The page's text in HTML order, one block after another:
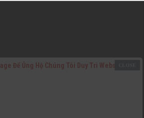
Để Ủng Hộ Chúng Tôi Duy Trì Website